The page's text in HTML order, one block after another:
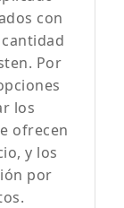
con
Por
los
ofrecen
y los
por